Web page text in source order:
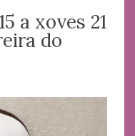
a xoves 21
do